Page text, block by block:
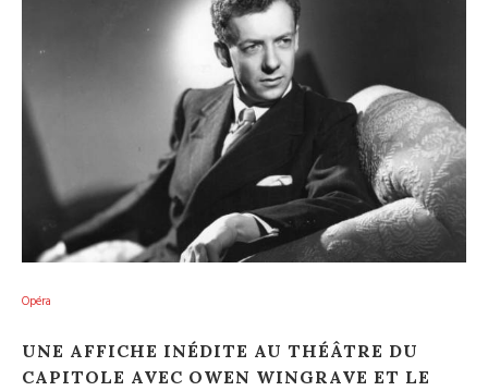
Opéra
UNE AFFICHE INÉDITE AU THÉÂTRE DU
CAPITOLE AVEC OWEN WINGRAVE ET LE